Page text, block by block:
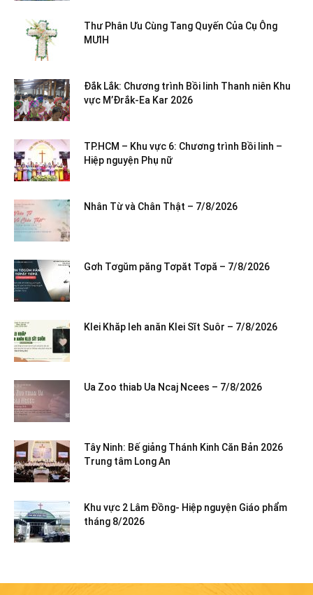
Thư Phân Ưu Cùng Tang Quyến Của Cụ Ông
MƯIH
Đắk Lắk: Chương trình Bồi linh Thanh niên Khu
vực M’Đrắk-Ea Kar 2026
TP.HCM – Khu vực 6: Chương trình Bồi linh –
Hiệp nguyện Phụ nữ
Nhân Từ và Chân Thật – 7/8/2026
Gơh Tơgŭm păng Tơpăt Tơpă – 7/8/2026
Klei Khăp leh anăn Klei Sĭt Suôr – 7/8/2026
Ua Zoo thiab Ua Ncaj Ncees – 7/8/2026
Tây Ninh: Bế giảng Thánh Kinh Căn Bản 2026
Trung tâm Long An
Khu vực 2 Lâm Đồng- Hiệp nguyện Giáo phẩm
tháng 8/2026